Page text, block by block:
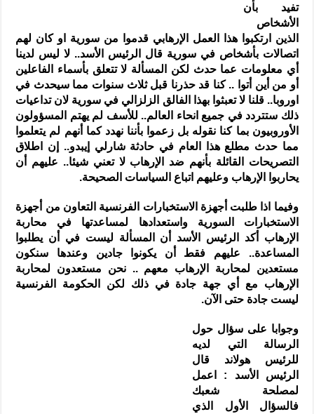
تفيد بأن
الأشخاص
الذين ارتكبوا هذا العمل الإرهابي قدموا من سورية او كان لهم
اتصالات بأشخاص في سورية قال الرئيس الأسد.. لا ليس لدينا
أي معلومات عما حدث لكن المسألة لا تتعلق بأسماء الفاعلين
أو من أين أتوا .. كنا قد حذرنا قبل ثلاث سنوات مما سيحدث في
اوروبا.. قلنا لا تعبثوا بهذا الفالق الزلزالي في سورية لان تداعيات
ذلك ستتردد في جميع انحاء العالم.. للأسف لم يهتم المسؤولون
الأوروبيون بما كنا نقوله بل زعموا بأننا نهدد كما أنهم لم يتعلموا
مما حدث مطلع هذا العام في حادثة شارلي إيبدو.. إن اطلاق
التصريحات القائلة بأنهم ضد الإرهاب لا تعني شيئا.. عليهم أن
يحاربوا الإرهاب وعليهم اتباع السياسات الصحيحة.
وفيما اذا طلبت أجهزة الاستخبارات الفرنسية التعاون من أجهزة
الاستخبارات السورية واستعدادها لمساعدتها في محاربة
الإرهاب أكد الرئيس الأسد أن المسألة ليست في أن يطلبوا
المساعدة.. عليهم فقط أن يكونوا جادين وعندها سنكون
مستعدين لمحاربة الإرهاب معهم .. نحن مستعدون لمحاربة
الإرهاب مع أي جهة جادة في ذلك لكن الحكومة الفرنسية
ليست جادة حتى الآن.
وجوابا على سؤال حول
الرسالة التي لديه
للرئيس هولاند قال
الرئيس الأسد : اعمل
لمصلحة شعبك
فالسؤال الأول الذي